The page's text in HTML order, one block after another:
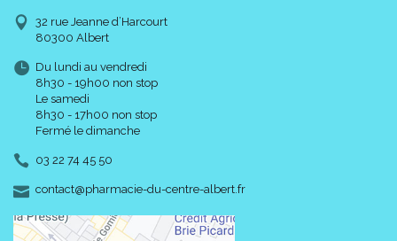
32 rue Jeanne d’Harcourt
80300 Albert
Du lundi au vendredi
8h30 - 19h00 non stop
Le samedi
8h30 - 17h00 non stop
Fermé le dimanche
03 22 74 45 50
contact-
@-
pharmacie-du-centre-albert.fr